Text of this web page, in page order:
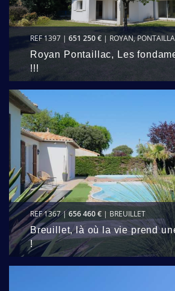
REF 1397 | 651 250 € | ROYAN,
Royan Pontaillac, Les
!!!
REF 1367 |656 460 € | BREUILLET
Breuillet, là où la vie prend
!